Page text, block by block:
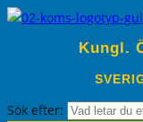
Kungl.
Sök efter: